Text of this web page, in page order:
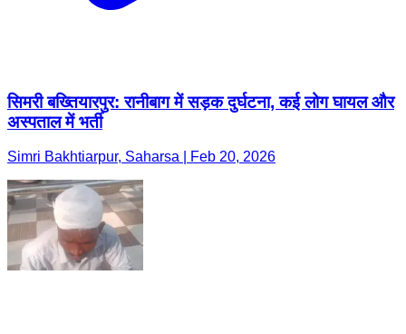
सिमरी बख्तियारपुर: रानीबाग में सड़क दुर्घटना, कई लोग घायल और
अस्पताल में भर्ती
Simri Bakhtiarpur, Saharsa | Feb 20, 2026